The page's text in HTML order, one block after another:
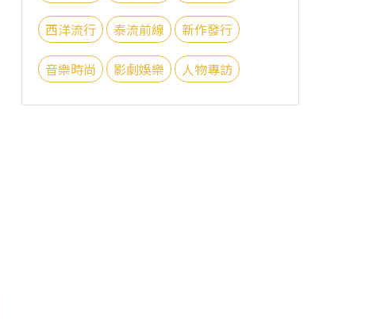
西洋流行 泰流前線 新作發行
音樂時尚 影劇娛樂 人物專訪